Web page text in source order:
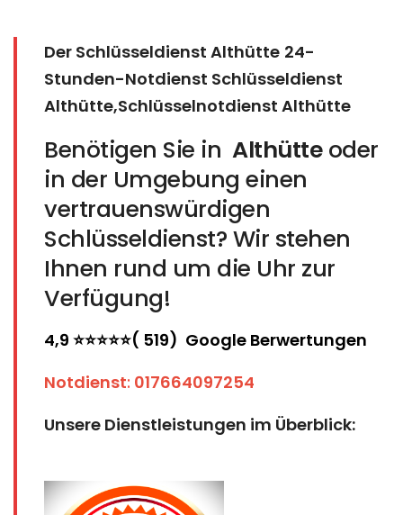
Der Schlüsseldienst Althütte 24-
Stunden-Notdienst Schlüsseldienst
Althütte,Schlüsselnotdienst Althütte
Benötigen Sie in Althütteoder
in der Umgebung einen
vertrauenswürdigen
Schlüsseldienst? Wir stehen
Ihnen rund um die Uhr zur
Verfügung!
4,9 ⭐⭐⭐⭐⭐( 519) Google Berwertungen
Notdienst: 017664097254
Unsere Dienstleistungen im Überblick: